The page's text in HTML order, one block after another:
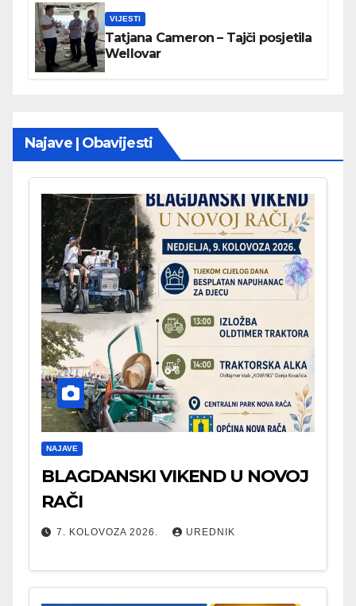
VIJESTI
Tatjana Cameron – Tajči posjetila
Wellovar
Najave | Obavijesti
NAJAVE
BLAGDANSKI VIKEND U NOVOJ
RAČI
7. KOLOVOZA 2026. UREDNIK